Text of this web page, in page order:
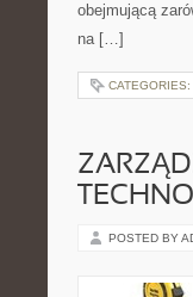
obejmującą
na […]
CATEGORIES:
POSTED BY